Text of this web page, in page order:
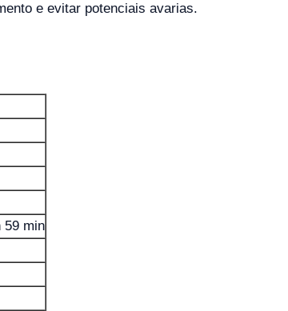
e evitar potenciais avarias.
59 min